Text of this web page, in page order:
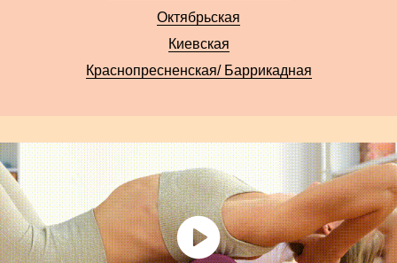
Октябрьская
Киевская
Краснопресненская/ Баррикадная